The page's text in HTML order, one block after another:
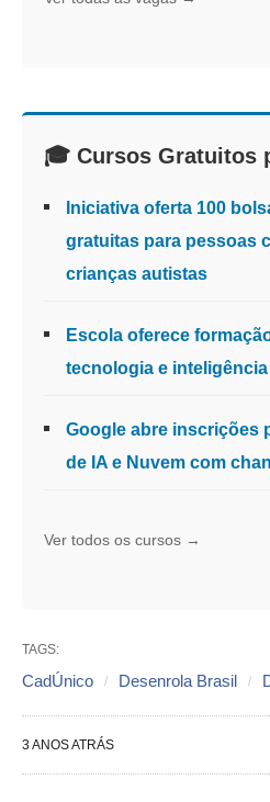
🎓 Cursos Gratuitos
Iniciativa oferta 100
gratuitas para pessoas
crianças autistas
Escola oferece
tecnologia e inteligência
Google abre inscrições
de IA e Nuvem com
Ver todos os cursos →
TAGS:
CadÚnico Desenrola Brasil
3 ANOS ATRÁS